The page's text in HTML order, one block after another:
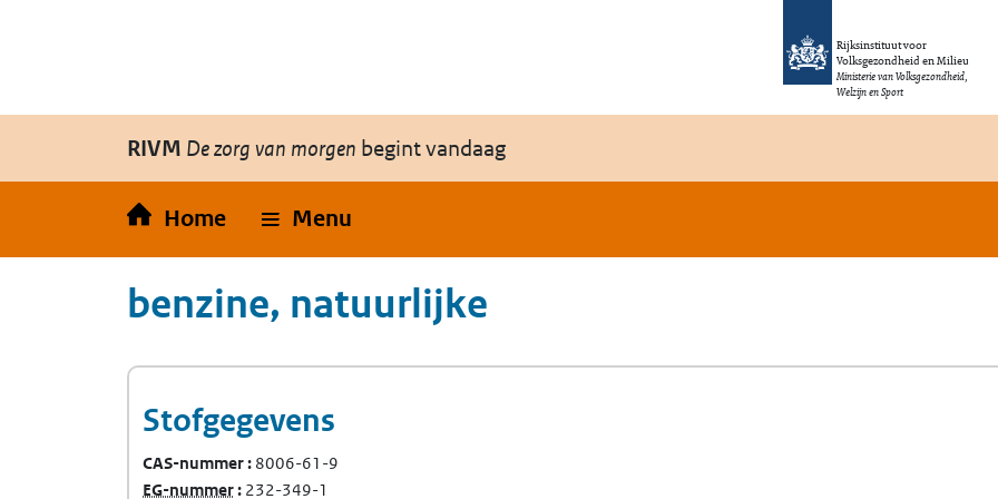
Rijksinstituut voor
Volksgezondheid en Milieu
Ministerie van Volksgezondheid,
Welzijn en Sport
RIVM De zorg van morgen begint vandaag
Home Menu
benzine, natuurlijke
Stofgegevens
CAS-nummer 8006-61-9
EG-nummer(Europees Gemeenschap-nummer)
232-349-1